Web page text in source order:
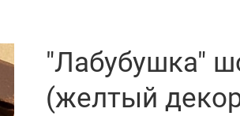
"Лабубушка"
(желтый